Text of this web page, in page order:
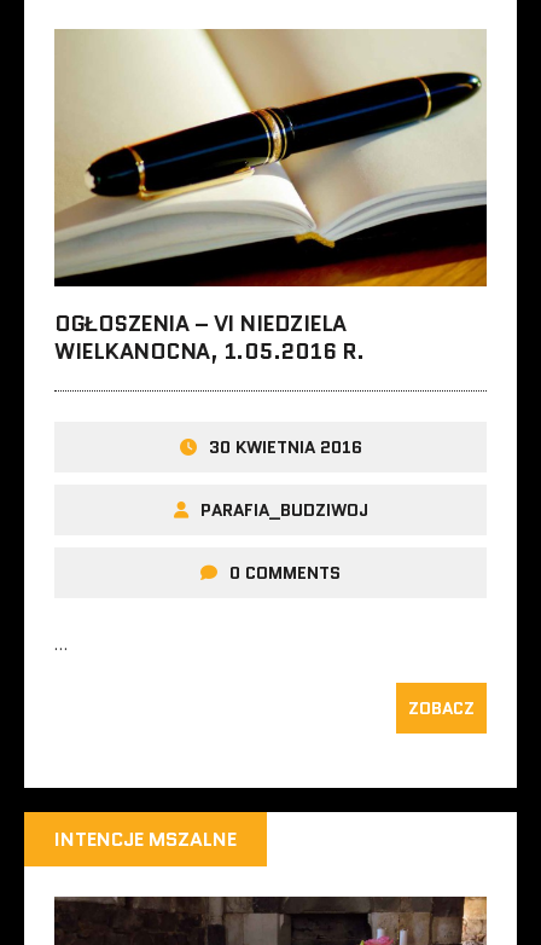
OGŁOSZENIA – VI NIEDZIELA
WIELKANOCNA, 1.05.2016 R.
30 KWIETNIA 2016
PARAFIA_BUDZIWOJ
0 COMMENTS
…
ZOBACZ
INTENCJE MSZALNE